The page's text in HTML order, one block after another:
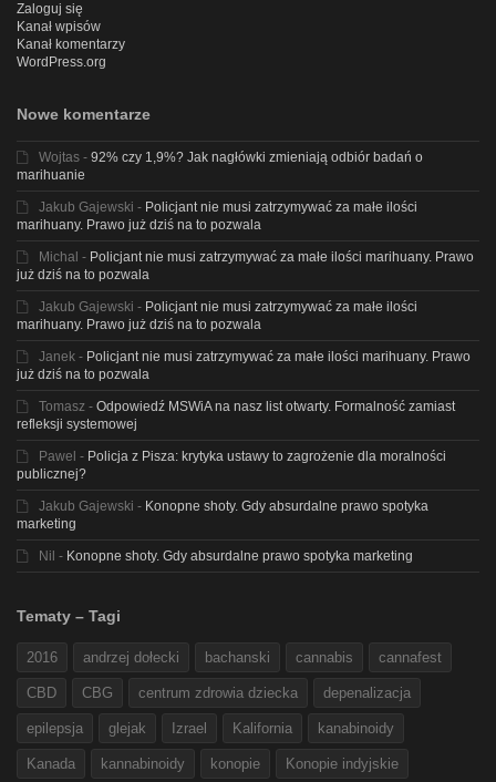
Zaloguj się
Kanał wpisów
Kanał komentarzy
WordPress.org
Nowe komentarze
Wojtas - 92% czy 1,9%? Jak nagłówki zmieniają odbiór badań o
marihuanie
Jakub Gajewski - Policjant nie musi zatrzymywać za małe ilości
marihuany. Prawo już dziś na to pozwala
Michal - Policjant nie musi zatrzymywać za małe ilości marihuany. Prawo
już dziś na to pozwala
Jakub Gajewski - Policjant nie musi zatrzymywać za małe ilości
marihuany. Prawo już dziś na to pozwala
Janek - Policjant nie musi zatrzymywać za małe ilości marihuany. Prawo
już dziś na to pozwala
Tomasz - Odpowiedź MSWiA na nasz list otwarty. Formalność zamiast
refleksji systemowej
Pawel - Policja z Pisza: krytyka ustawy to zagrożenie dla moralności
publicznej?
Jakub Gajewski - Konopne shoty. Gdy absurdalne prawo spotyka
marketing
Nil - Konopne shoty. Gdy absurdalne prawo spotyka marketing
Tematy – Tagi
2016 andrzej dołecki bachanski cannabis cannafest
CBD CBG centrum zdrowia dziecka depenalizacja
epilepsja glejak Izrael Kalifornia kanabinoidy
Kanada kannabinoidy konopie Konopie indyjskie